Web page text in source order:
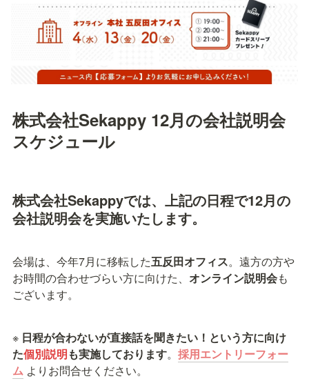
株式会社Sekappy 12月の会社説明会
スケジュール
株式会社Sekappyでは、上記の日程で12月の
会社説明会を実施いたします。
会場は、今年7月に移転した五反田オフィス。遠方の方や
お時間の合わせづらい方に向けた、 オンライン説明会も
ございます。
※ 日程が合わないが直接話を聞きたい！という方に向け
た個別説明も実施しております。 採用エントリーフォー
ム よりお問合せください。